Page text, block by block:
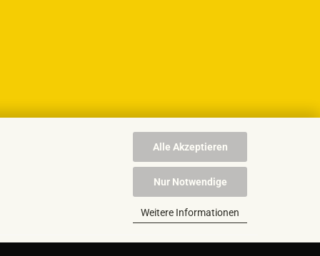
Alle Akzeptieren
Nur Notwendige
Weitere Informationen